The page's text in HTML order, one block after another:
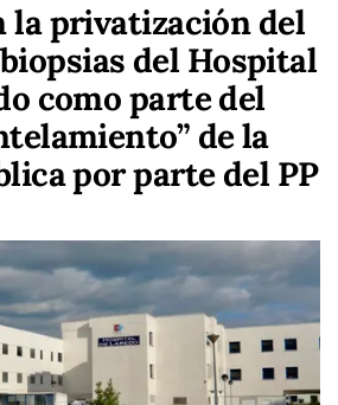
la privatización del
del Hospital
como parte del
de la
por parte del PP